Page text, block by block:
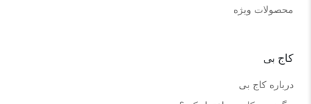
محصولات ویژه
کاج بی
درباره کاج بی